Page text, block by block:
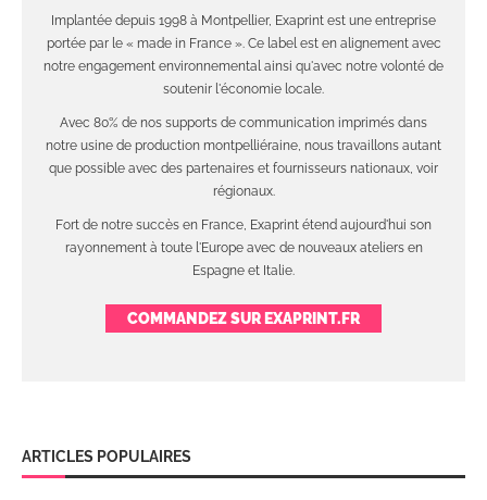
Implantée depuis 1998 à Montpellier, Exaprint est une entreprise
portée par le « made in France ». Ce label est en alignement avec
notre engagement environnemental ainsi qu'avec notre volonté de
soutenir l'économie locale.
Avec 80% de nos supports de communication imprimés dans
notre usine de production montpelliéraine, nous travaillons autant
que possible avec des partenaires et fournisseurs nationaux, voir
régionaux.
Fort de notre succès en France, Exaprint étend aujourd'hui son
rayonnement à toute l'Europe avec de nouveaux ateliers en
Espagne et Italie.
COMMANDEZ SUR EXAPRINT.FR
ARTICLES POPULAIRES